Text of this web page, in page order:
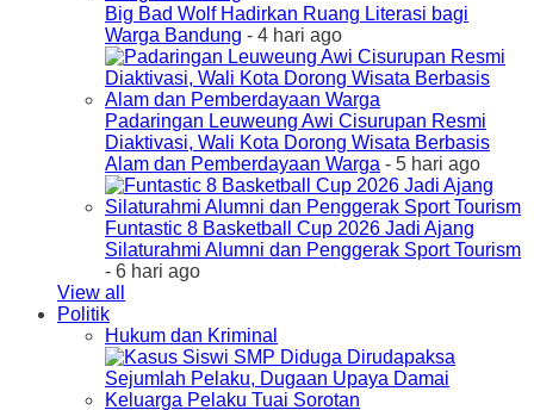
Big Bad Wolf Hadirkan Ruang Literasi bagi
Warga Bandung - 4 hari ago
Padaringan Leuweung Awi Cisurupan Resmi
Diaktivasi, Wali Kota Dorong Wisata Berbasis
Alam dan Pemberdayaan Warga - 5 hari ago
Funtastic 8 Basketball Cup 2026 Jadi Ajang
Silaturahmi Alumni dan Penggerak Sport Tourism
- 6 hari ago
View all
Politik
Hukum dan Kriminal